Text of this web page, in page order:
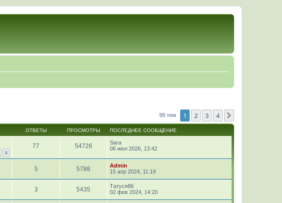
98 тем 1 2 3 4
ОТВЕТЫ ПРОСМОТРЫ ПОСЛЕДНЕЕ СООБЩЕНИЕ
8
77 54726
Sara
06 июл 2026, 13:42
5 5788
Admin
15 апр 2024, 11:19
3 5435
Татуся86
02 фев 2024, 14:20